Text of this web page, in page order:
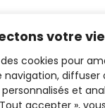
votre
cookies pour
navigation, diffuser
et
accepter »,